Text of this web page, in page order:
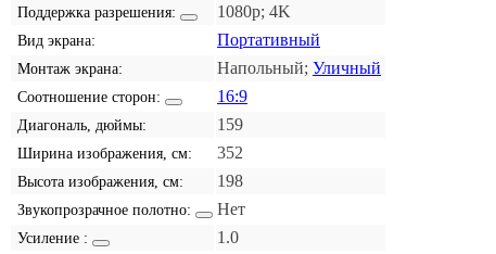
Поддержка разрешения: 1080p; 4K
Вид экрана: Портативный
Монтаж экрана: Напольный; Уличный
Соотношение сторон: 16:9
Диагональ, дюймы: 159
Ширина изображения, см: 352
Высота изображения, см: 198
Звукопрозрачное полотно: Нет
Усиление : 1.0